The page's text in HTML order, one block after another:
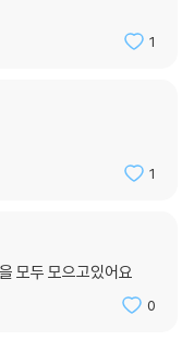
1
1
모두 모으고있어요
0